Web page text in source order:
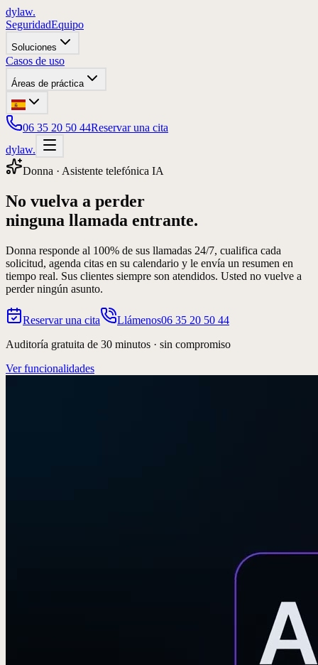
dylaw.
SeguridadEquipo
Soluciones
Casos de uso
Áreas de práctica
06 35 20 50 44Reservar una cita
dylaw.
Donna · Asistente telefónica IA
No vuelva a perder
ninguna llamada entrante.
Donna responde al 100% de sus llamadas 24/7, cualifica cada
solicitud, agenda citas en su calendario y le envía un resumen en
tiempo real. Sus clientes siempre son atendidos. Usted no vuelve a
perder ningún asunto.
Reservar una cita Llámenos06 35 20 50 44
Auditoría gratuita de 30 minutos · sin compromiso
Ver funcionalidades